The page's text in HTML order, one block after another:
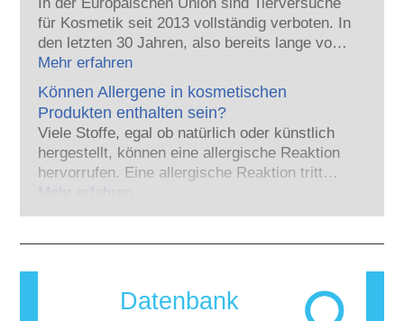
Hormonsystem auch tatsächlich stören wird.
Viele Stoffe, auch natürliche, ahmen Hormone
nach, aber nur bei sehr wenigen – und dabei
handelt es sich zumeist um wirksame
Arzneimittel – wurde jemals eine Störung des
Hormonsystems nachgewiesen. Die strengen
Sicherheitsbewertungen der kosmetischen
Produkte durch qualifizierte wissenschaftliche
Experten, zu denen die Unternehmen
gesetzlich verpflichtet sind, decken alle
für Kosmetik seit 2013 vollständig verboten. In
den letzten 30 Jahren, also bereits lange vor
dem Verbot, hat die Kosmetik- und
Körperpflegebranche viel in Forschung und
Entwicklung investiert, um Alternativen zu
Tierversuchen für die Bewertung der
Sicherheit von Kosmetik-Inhaltsstoffen und -
Produkten zu entwickeln.
Mehr erfahren
Können Allergene in kosmetischen
Produkten enthalten sein?
Viele Stoffe, egal ob natürlich oder künstlich
hergestellt, können eine allergische Reaktion
hervorrufen. Eine allergische Reaktion tritt
auf, wenn das Immunsystem einer Person auf
Körperpflegeprodukte können Inhaltsstoffe
enthalten, die bei manchen Menschen eine
Mehr erfahren
Datenbank